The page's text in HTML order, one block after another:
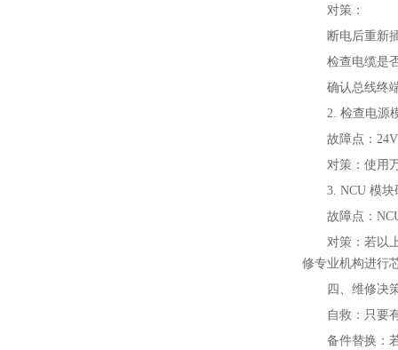
对策‌：
断电后重新
检查电缆是
确认总线终
2. 检查电源
故障点‌：
对策‌：使用
3. NCU 模
故障点‌：
对策‌：若以
修专业机构进行
四、维修决
自救‌：只要
备件替换‌：